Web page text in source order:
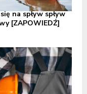
na spływ spływ
[ZAPOWIEDŹ]